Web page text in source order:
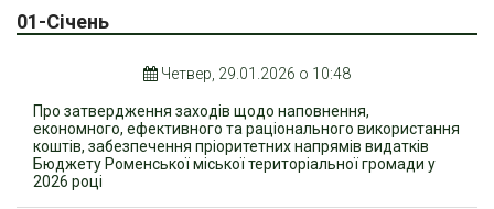
01-Січень
Четвер, 29.01.2026 о 10:48
Про затвердження заходів щодо наповнення,
економного, ефективного та раціонального використання
коштів, забезпечення пріоритетних напрямів видатків
Бюджету Роменської міської територіальної громади у
2026 році